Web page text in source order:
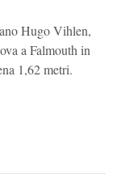
Hugo Vihlen,
a Falmouth in
1,62 metri.